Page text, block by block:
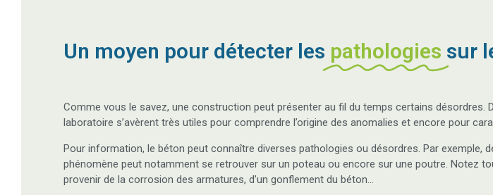
Un moyen pour détecter les pathologies sur
Comme vous le savez, une construction peut présenter au fil du temps certains
laboratoire s’avèrent très utiles pour comprendre l’origine des anomalies et encore pour
Pour information, le béton peut connaître diverses pathologies ou désordres. Par exemple,
phénomène peut notamment se retrouver sur un poteau ou encore sur une poutre. Notez
provenir de la corrosion des armatures, d’un gonflement du béton…